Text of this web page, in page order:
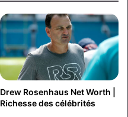
Drew Rosenhaus Net Worth |
Richesse des célébrités